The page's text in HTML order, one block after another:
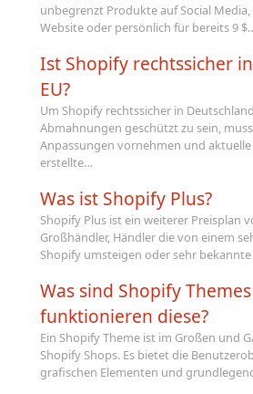
unbegrenzt Produkte auf Social
Website oder persönlich für bereits 9
Ist Shopify rechtssicher
EU?
Um Shopify rechtssicher in
Abmahnungen geschützt zu sein,
Anpassungen vornehmen und
erstellte…
Was ist Shopify Plus?
Shopify Plus ist ein weiterer Preisplan
Großhändler, Händler die von einem
Shopify umsteigen oder sehr
Was sind Shopify
funktionieren diese?
Ein Shopify Theme ist im Großen und
Shopify Shops. Es bietet die
grafischen Elementen und